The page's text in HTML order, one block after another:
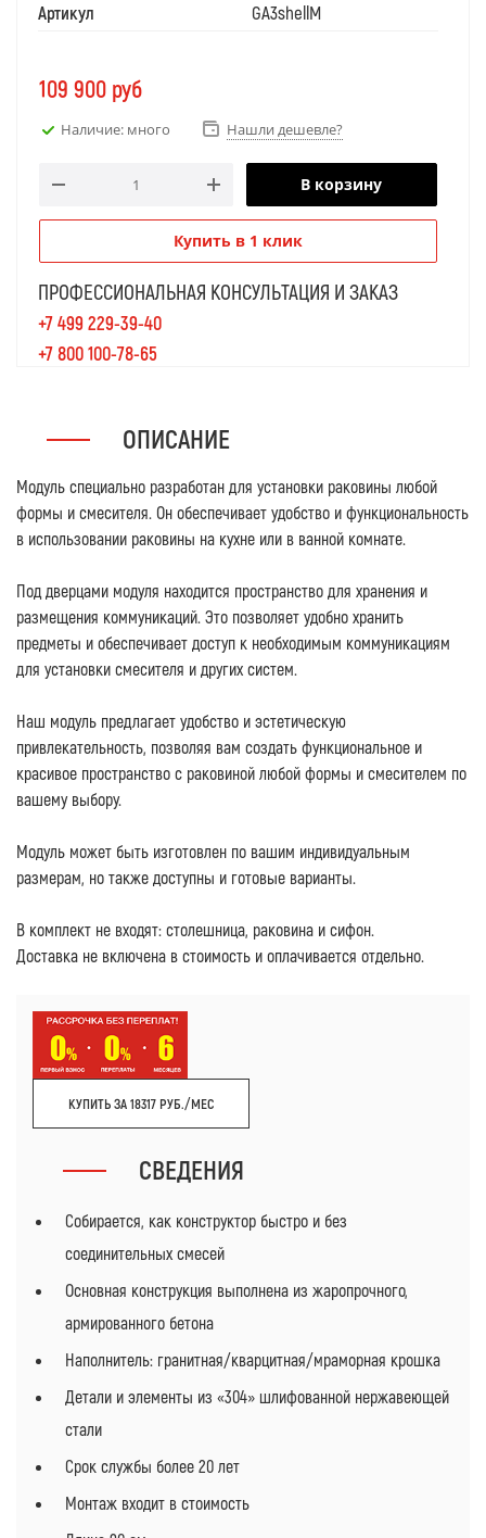
Артикул
GA3shellM
109 900 руб
Наличие: много Нашли дешевле?
В корзину
Купить в 1 клик
ПРОФЕССИОНАЛЬНАЯ КОНСУЛЬТАЦИЯ И ЗАКАЗ
+7 499 229-39-40
+7 800 100-78-65
ОПИСАНИЕ
Модуль специально разработан для установки раковины любой
формы и смесителя. Он обеспечивает удобство и функциональность
в использовании раковины на кухне или в ванной комнате.
Под дверцами модуля находится пространство для хранения и
размещения коммуникаций. Это позволяет удобно хранить
предметы и обеспечивает доступ к необходимым коммуникациям
для установки смесителя и других систем.
Наш модуль предлагает удобство и эстетическую
привлекательность, позволяя вам создать функциональное и
красивое пространство с раковиной любой формы и смесителем по
вашему выбору.
Модуль может быть изготовлен по вашим индивидуальным
размерам, но также доступны и готовые варианты.
В комплект не входят: столешница, раковина и сифон.
Доставка не включена в стоимость и оплачивается отдельно.
КУПИТЬ ЗА 18317 РУБ./МЕС
СВЕДЕНИЯ
Собирается, как конструктор быстро и без
соединительных смесей
Основная конструкция выполнена из жаропрочного,
армированного бетона
Наполнитель: гранитная/кварцитная/мраморная крошка
Детали и элементы из «304» шлифованной нержавеющей
стали
Срок службы более 20 лет
Монтаж входит в стоимость